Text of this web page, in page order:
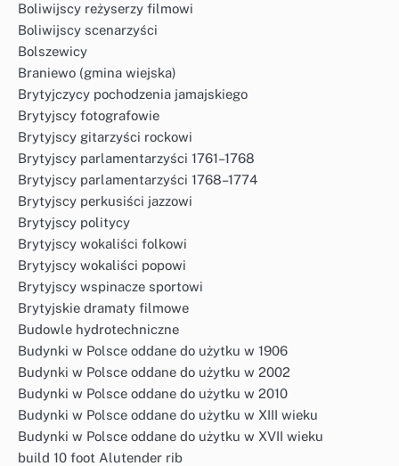
Boliwijscy reżyserzy filmowi
Boliwijscy scenarzyści
Bolszewicy
Braniewo (gmina wiejska)
Brytyjczycy pochodzenia jamajskiego
Brytyjscy fotografowie
Brytyjscy gitarzyści rockowi
Brytyjscy parlamentarzyści 1761–1768
Brytyjscy parlamentarzyści 1768–1774
Brytyjscy perkusiści jazzowi
Brytyjscy politycy
Brytyjscy wokaliści folkowi
Brytyjscy wokaliści popowi
Brytyjscy wspinacze sportowi
Brytyjskie dramaty filmowe
Budowle hydrotechniczne
Budynki w Polsce oddane do użytku w 1906
Budynki w Polsce oddane do użytku w 2002
Budynki w Polsce oddane do użytku w 2010
Budynki w Polsce oddane do użytku w XIII wieku
Budynki w Polsce oddane do użytku w XVII wieku
build 10 foot Alutender rib